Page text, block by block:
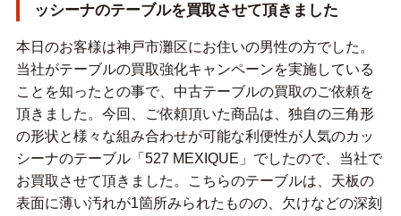
ッシーナのテーブルを買取させて頂きました
本日のお客様は神戸市灘区にお住いの男性の方でした。
当社がテーブルの買取強化キャンペーンを実施している
ことを知ったとの事で、中古テーブルの買取のご依頼を
頂きました。今回、ご依頼頂いた商品は、独自の三角形
の形状と様々な組み合わせが可能な利便性が人気のカッ
シーナのテーブル「527 MEXIQUE」でしたので、当社で
お買取させて頂きました。こちらのテーブルは、天板の
表面に薄い汚れが1箇所みられたものの、欠けなどの深刻